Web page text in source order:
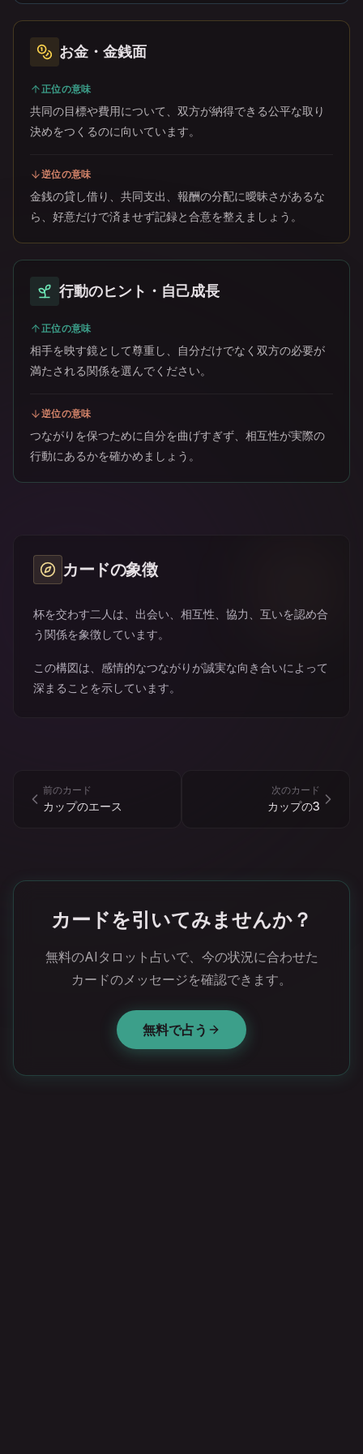
お金・金銭面
正位の意味
共同の目標や費用について、双方が納得できる公平な取り
決めをつくるのに向いています。
逆位の意味
金銭の貸し借り、共同支出、報酬の分配に曖昧さがあるな
ら、好意だけで済ませず記録と合意を整えましょう。
行動のヒント・自己成長
正位の意味
相手を映す鏡として尊重し、自分だけでなく双方の必要が
満たされる関係を選んでください。
逆位の意味
つながりを保つために自分を曲げすぎず、相互性が実際の
行動にあるかを確かめましょう。
カードの象徴
杯を交わす二人は、出会い、相互性、協力、互いを認め合
う関係を象徴しています。
この構図は、感情的なつながりが誠実な向き合いによって
深まることを示しています。
前のカード
カップのエース
次のカード
カップの3
カードを引いてみませんか？
無料のAIタロット占いで、今の状況に合わせた
カードのメッセージを確認できます。
無料で占う